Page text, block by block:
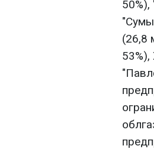
50%),
(26,8